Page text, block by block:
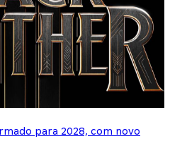
para 2028, com novo